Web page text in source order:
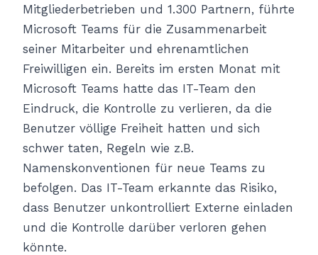
Mitgliederbetrieben und 1.300 Partnern, führte
Microsoft Teams für die Zusammenarbeit
seiner Mitarbeiter und ehrenamtlichen
Freiwilligen ein. Bereits im ersten Monat mit
Microsoft Teams hatte das IT-Team den
Eindruck, die Kontrolle zu verlieren, da die
Benutzer völlige Freiheit hatten und sich
schwer taten, Regeln wie z.B.
Namenskonventionen für neue Teams zu
befolgen. Das IT-Team erkannte das Risiko,
dass Benutzer unkontrolliert Externe einladen
und die Kontrolle darüber verloren gehen
könnte.